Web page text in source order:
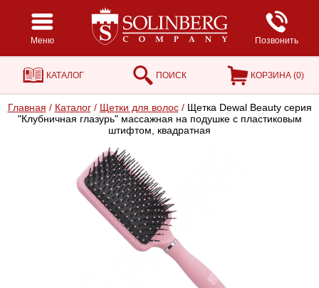
Меню Позвонить
КАТАЛОГ ПОИСК КОРЗИНА (0)
Главная / Каталог / Щетки для волос /Щетка Dewal Beauty серия
"Клубничная глазурь" массажная на подушке с пластиковым
штифтом, квадратная